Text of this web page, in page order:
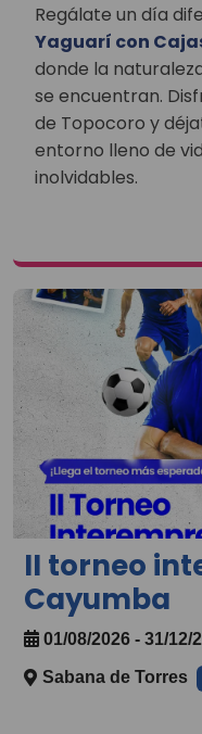
Regálate un día
Yaguarí con
donde la
se encuentran.
de Topocoro y
entorno lleno de
inolvidables.
II torneo
Cayumba
01/08/2026 - 31/12/
Sabana de Torres